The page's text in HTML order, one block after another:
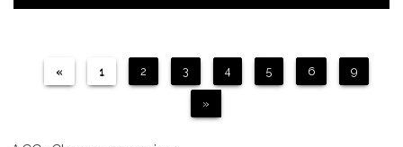
« 1 2 3 4 5 6 9
»